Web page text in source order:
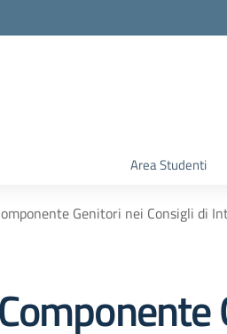
Area Studenti
Genitori nei Consigli di